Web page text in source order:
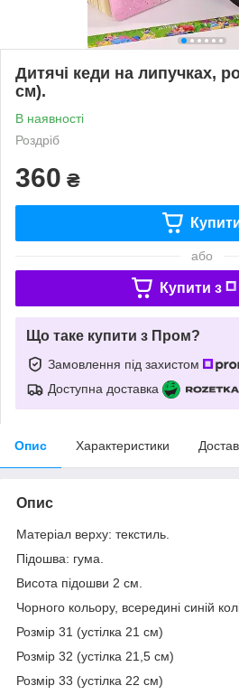
Дитячі кеди на липучках,
см).
В наявності
Роздріб
360 ₴
або
Купити з
Що таке купити з Пром?
Замовлення під захистом
Доступна доставка
Опис Характеристики
Опис
Матеріал верху: текстиль.
Підошва: гума.
Висота підошви 2 см.
Чорного кольору, всередині синій
Розмір 31 (устілка 21 см)
Розмір 32 (устілка 21,5 см)
Розмір 33 (устілка 22 см)